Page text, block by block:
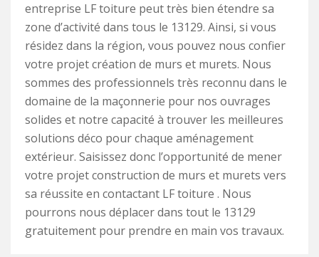
entreprise LF toiture peut très bien étendre sa
zone d’activité dans tous le 13129. Ainsi, si vous
résidez dans la région, vous pouvez nous confier
votre projet création de murs et murets. Nous
sommes des professionnels très reconnu dans le
domaine de la maçonnerie pour nos ouvrages
solides et notre capacité à trouver les meilleures
solutions déco pour chaque aménagement
extérieur. Saisissez donc l’opportunité de mener
votre projet construction de murs et murets vers
sa réussite en contactant LF toiture . Nous
pourrons nous déplacer dans tout le 13129
gratuitement pour prendre en main vos travaux.